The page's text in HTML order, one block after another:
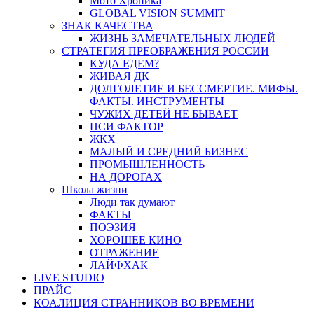
GLOBAL VISION SUMMIT
ЗНАК КАЧЕСТВА
ЖИЗНЬ ЗАМЕЧАТЕЛЬНЫХ ЛЮДЕЙ
СТРАТЕГИЯ ПРЕОБРАЖЕНИЯ РОССИИ
КУДА ЕДЕМ?
ЖИВАЯ ДК
ДОЛГОЛЕТИЕ И БЕССМЕРТИЕ. МИФЫ.
ФАКТЫ. ИНСТРУМЕНТЫ
ЧУЖИХ ДЕТЕЙ НЕ БЫВАЕТ
ПСИ ФАКТОР
ЖКХ
МАЛЫЙ И СРЕДНИЙ БИЗНЕС
ПРОМЫШЛЕННОСТЬ
НА ДОРОГАХ
Школа жизни
Люди так думают
ФАКТЫ
ПОЭЗИЯ
ХОРОШЕЕ КИНО
ОТРАЖЕНИЕ
ЛАЙФХАК
LIVE STUDIO
ПРАЙС
КОАЛИЦИЯ СТРАННИКОВ ВО ВРЕМЕНИ